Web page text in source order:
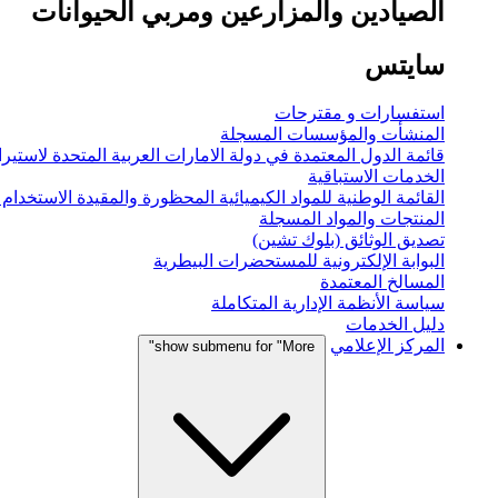
الصيادين والمزارعين ومربي الحيوانات
سايتس
استفسارات و مقترحات
المنشأت والمؤسسات المسجلة
قائمة الدول المعتمدة في دولة الامارات العربية المتحدة
الخدمات الاستباقية
القائمة الوطنية للمواد الكيميائية المحظورة والمقيدة
المنتجات والمواد المسجلة
تصديق الوثائق (بلوك تشين)
البوابة الإلكترونية للمستحضرات البيطرية
المسالخ المعتمدة
سياسة الأنظمة الإدارية المتكاملة
دليل الخدمات
المركز الإعلامي
show submenu for "More"